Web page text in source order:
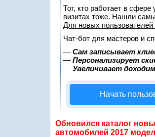
Тот, кто работает в
визитах тоже. Нашли
Для новых пользователей
Чат-бот для мастеров и
— Сам записывает
— Персонализирует
— Увеличивает
Начать
Обновился каталог
автомобилей 2017